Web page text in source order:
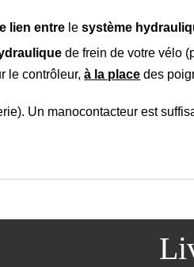
lien entre lesystème
de frein de votre vélo
le contrôleur,à la place des
Un manocontacteur est